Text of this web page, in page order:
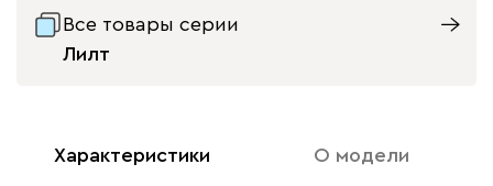
Все товары серии
Лилт
Характеристики О модели